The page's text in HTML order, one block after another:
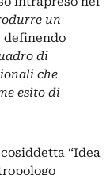
un
definendo
di
che
esito di
“Idea